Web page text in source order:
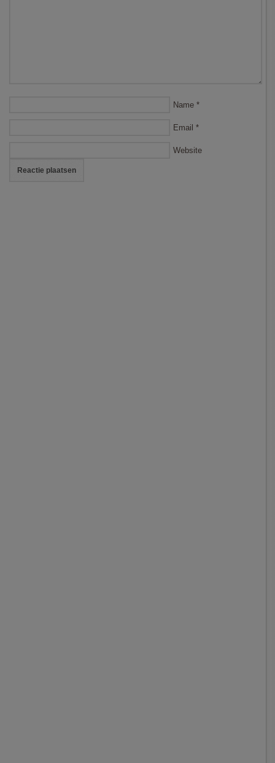
Name *
Email *
Website